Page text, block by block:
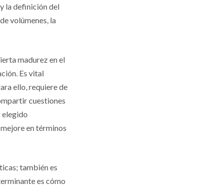
la definición del
volúmenes, la
madurez en el
Es vital
ello, requiere de
cuestiones
elegido
en términos
también es
es cómo